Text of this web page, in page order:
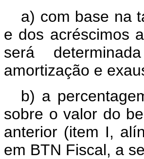
a) com base na
e dos acréscimos
será
amortização e
b) a
sobre o valor do
anterior (item I,
em BTN Fiscal, a